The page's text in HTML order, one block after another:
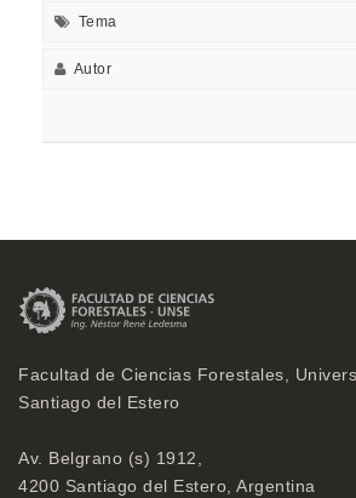
Tema
Autor
Facultad de Ciencias Forestales,
Santiago del Estero
Av. Belgrano (s) 1912,
4200 Santiago del Estero, Argentina